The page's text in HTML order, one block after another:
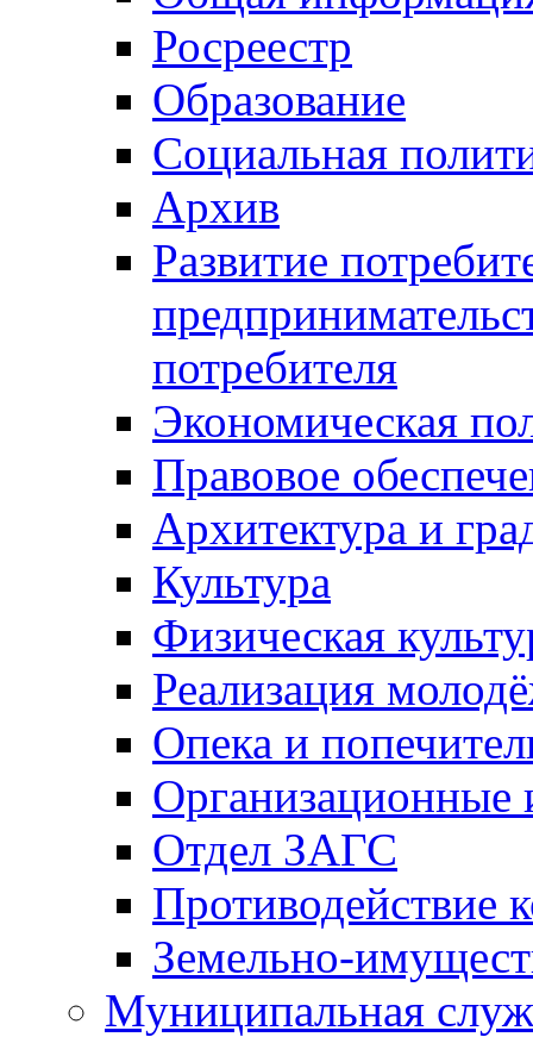
Росреестр
Образование
Социальная
Архив
Развитие
потребителя
Экономическая
Правовое
Архитектура и
Культура
Физическая
Реализация
Опека и
Отдел ЗАГС
Противодействие
Земельно-
Муниципальная